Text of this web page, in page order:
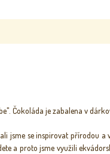
Čokoláda je zabalena v
jsme se inspirovat přírodou
a proto jsme využili